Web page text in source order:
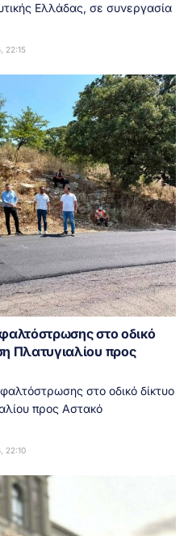
Ελλάδας, σε συνεργασία
22:15
στο οδικό
Πλατυγιαλίου προς
στο οδικό δίκτυο
προς Αστακό
22:10